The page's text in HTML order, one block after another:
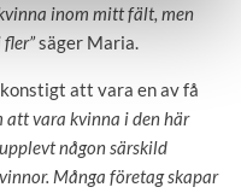
inom mitt fält, men
säger Maria.
att vara en av få
att vara kvinna i den här
någon särskild
Många företag skapar